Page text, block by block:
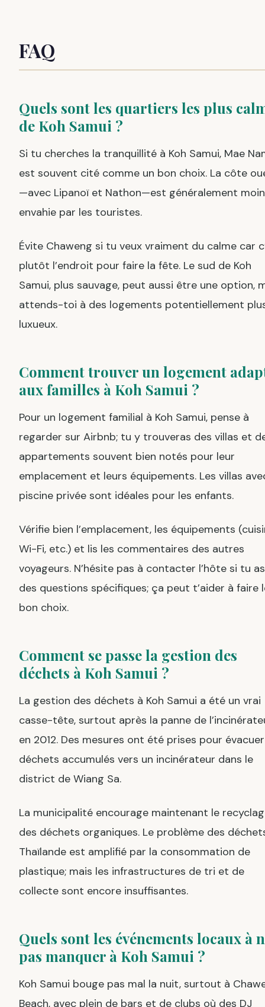
FAQ
Quels sont les quartiers les plus
de Koh Samui ?
Si tu cherches la tranquillité à Koh Samui, Mae
est souvent cité comme un bon choix. La côte
—avec Lipanoï et Nathon—est généralement
envahie par les touristes.
Évite Chaweng si tu veux vraiment du calme car
plutôt l’endroit pour faire la fête. Le sud de Koh
Samui, plus sauvage, peut aussi être une option,
attends-toi à des logements potentiellement
luxueux.
Comment trouver un logement
aux familles à Koh Samui ?
Pour un logement familial à Koh Samui, pense à
regarder sur Airbnb; tu y trouveras des villas et
appartements souvent bien notés pour leur
emplacement et leurs équipements. Les villas
piscine privée sont idéales pour les enfants.
Vérifie bien l’emplacement, les équipements
Wi-Fi, etc.) et lis les commentaires des autres
voyageurs. N’hésite pas à contacter l’hôte si tu as
des questions spécifiques; ça peut t’aider à faire
bon choix.
Comment se passe la gestion des
déchets à Koh Samui ?
La gestion des déchets à Koh Samui a été un vrai
casse-tête, surtout après la panne de
en 2012. Des mesures ont été prises pour
déchets accumulés vers un incinérateur dans le
district de Wiang Sa.
La municipalité encourage maintenant le
des déchets organiques. Le problème des
Thaïlande est amplifié par la consommation de
plastique; mais les infrastructures de tri et de
collecte sont encore insuffisantes.
Quels sont les événements locaux à
pas manquer à Koh Samui ?
Koh Samui bouge pas mal la nuit, surtout à
Beach, avec plein de bars et de clubs où des DJ